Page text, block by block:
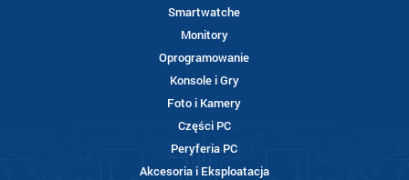
Smartwatche
Monitory
Oprogramowanie
Konsole i Gry
Foto i Kamery
Części PC
Peryferia PC
Akcesoria i Eksploatacja